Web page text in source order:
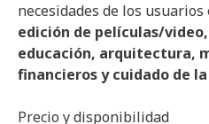
necesidades de los usuarios
edición de películas/
educación, arquitectura,
financieros y cuidado de
Precio y disponibilidad